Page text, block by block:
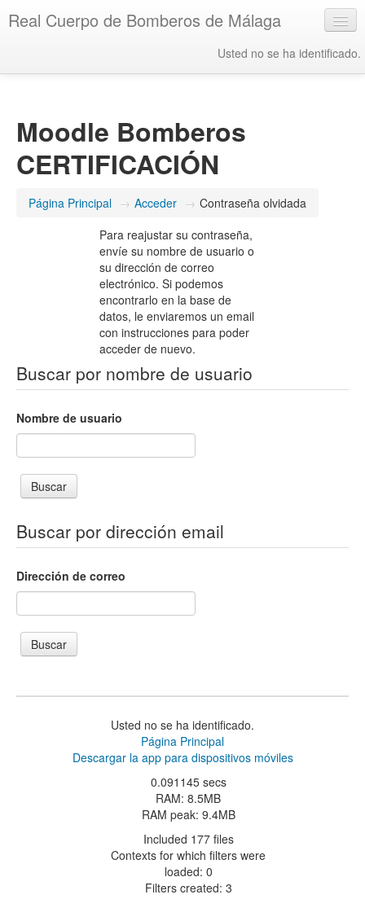
Real Cuerpo de Bomberos de Málaga
Usted no se ha identificado.
Moodle Bomberos
CERTIFICACIÓN
Página Principal → Acceder → Contraseña olvidada
Para reajustar su contraseña,
envíe su nombre de usuario o
su dirección de correo
electrónico. Si podemos
encontrarlo en la base de
datos, le enviaremos un email
con instrucciones para poder
acceder de nuevo.
Buscar por nombre de usuario
Nombre de usuario
Buscar por dirección email
Dirección de correo
Usted no se ha identificado.
Página Principal
Descargar la app para dispositivos móviles
0.091145 secs
RAM: 8.5MB
RAM peak: 9.4MB
Included 177 files
Contexts for which filters were
loaded: 0
Filters created: 3